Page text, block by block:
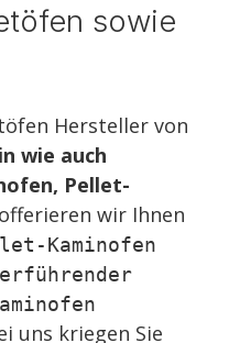
sowie
Hersteller von
wie auch
Pellet-
offerieren wir Ihnen
Kaminofen
uns kriegen Sie